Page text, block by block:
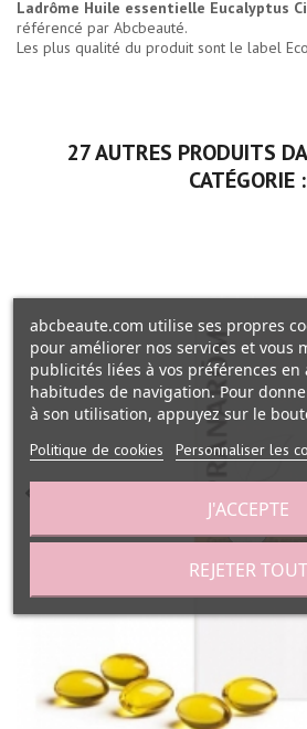
Ladrôme Huile essentielle Eucalyptus
référencé par Abcbeauté.
Les plus qualité du produit sont le label
27 AUTRES PRODUITS
CATÉGORIE :
abcbeaute.com utilise ses propres
pour améliorer nos services et vous
publicités liées à vos préférences en
habitudes de navigation. Pour
à son utilisation, appuyez sur le
Politique de cookies Personnaliser les
REJETER TOUT
J'ACCEPTE